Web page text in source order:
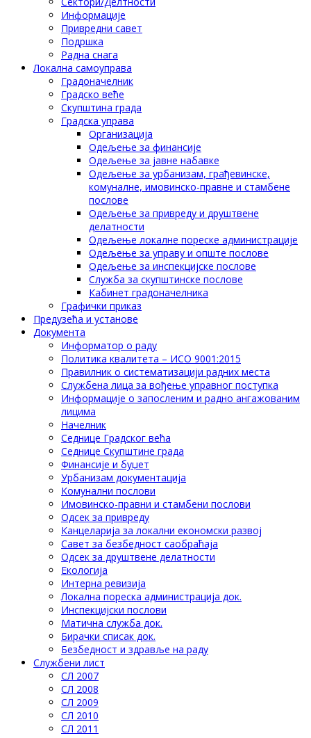
Информације
Привредни савет
Подршка
Радна снага
Локална самоуправа
Градоначелник
Градско веће
Скупштина града
Градска управа
Организација
Одељење за финансије
Одељење за јавне набавке
Одељење за урбанизам, грађевинске,
комуналне, имовинско-правне и стамбене
послове
Одељење за привреду и друштвене
делатности
Одељење локалне пореске администрације
Одељење за управу и опште послове
Одељење за инспекцијске послове
Служба за скупштинске послове
Кабинет градоначелника
Графички приказ
Предузећа и установе
Документа
Информатор о раду
Политика квалитета – ИСО 9001:2015
Правилник о систематизацији радних места
Службена лица за вођење управног поступка
Информације о запосленим и радно ангажованим
лицима
Начелник
Седнице Градског већа
Седнице Скупштине града
Финансије и буџет
Урбанизам документација
Комунални послови
Имовинско-правни и стамбени послови
Одсек за привреду
Канцеларија за локални економски развој
Савет за безбедност саобраћаја
Одсек за друштвене делатности
Eкологија
Интерна ревизија
Локална пореска администрација док.
Инспекцијски послови
Матична служба док.
Бирачки списак док.
Безбедност и здравље на раду
Службени лист
СЛ 2007
СЛ 2008
СЛ 2009
СЛ 2010
СЛ 2011